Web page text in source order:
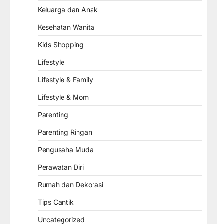
Keluarga dan Anak
Kesehatan Wanita
Kids Shopping
Lifestyle
Lifestyle & Family
Lifestyle & Mom
Parenting
Parenting Ringan
Pengusaha Muda
Perawatan Diri
Rumah dan Dekorasi
Tips Cantik
Uncategorized